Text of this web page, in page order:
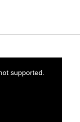
supported.